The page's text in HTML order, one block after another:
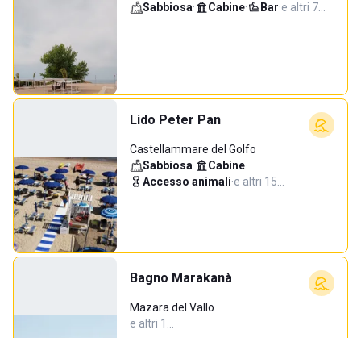
Sabbiosa· Cabine· Bar·e altri 7…
Lido Peter Pan
Castellammare del Golfo
Sabbiosa· Cabine·
Accesso animali·e altri 15…
Bagno Marakanà
Mazara del Vallo
e altri 1…